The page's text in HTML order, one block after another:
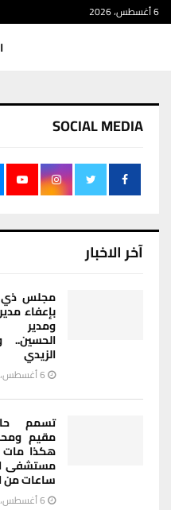
6 أغسطس، 2026
SOCIAL MEDIA
آخر الاخبار
مجلس ذي
بإعفاء
ومدير
الحسين..
الزيدي
6 أغسطس، 2026
تسمم
مقيم
هكذا
مستشفى
ساعات من
6 أغسطس، 2026